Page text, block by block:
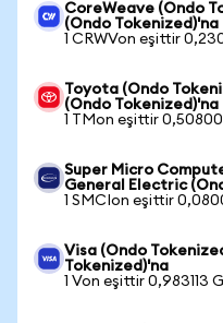
CoreWeave (Ondo
(Ondo Tokenized)'na
1 CRWVon eşittir
Toyota (Ondo
(Ondo Tokenized)'na
1 TMon eşittir
Super Micro
General Electric
1 SMCIon eşittir
Visa (Ondo
Tokenized)'na
1 Von eşittir 0,983113